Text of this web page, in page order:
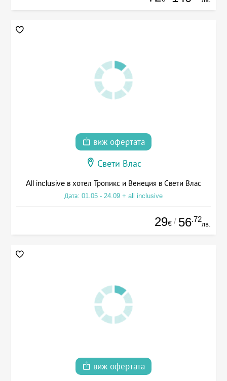
виж офертата
Свети Влас
All inclusive в хотел Тропикс и Венеция в Свети Влас
Дата: 01.05 - 24.09 + all inclusive
29€ / 56.72
лв.
виж офертата